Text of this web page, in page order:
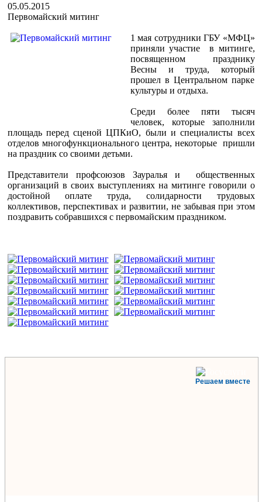
05.05.2015
Первомайский митинг
1 мая сотрудники ГБУ «МФЦ»
приняли участие в митинге,
посвященном празднику
Весны и труда, который
прошел в Центральном парке
культуры и отдыха.
Среди более пяти тысяч
человек, которые заполнили
площадь перед сценой ЦПКиО, были и специалисты всех
отделов многофункционального центра, некоторые пришли
на праздник со своими детьми.
Представители профсоюзов Зауралья и общественных
организаций в своих выступлениях на митинге говорили о
достойной оплате труда, солидарности трудовых
коллективов, перспективах и развитии, не забывая при этом
поздравить собравшихся с первомайским праздником.
Решаем вместе